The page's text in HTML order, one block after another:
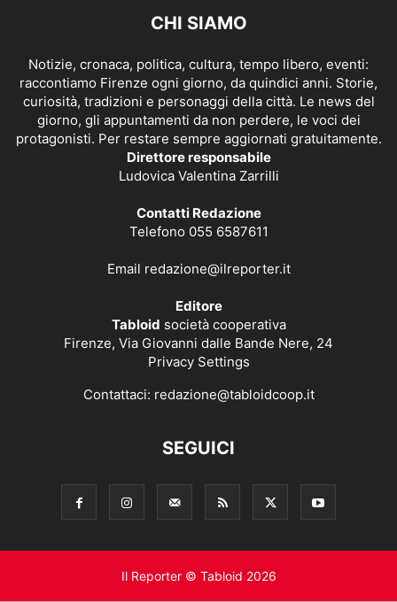
CHI SIAMO
Notizie, cronaca, politica, cultura, tempo libero, eventi:
raccontiamo Firenze ogni giorno, da quindici anni. Storie,
curiosità, tradizioni e personaggi della città. Le news del
giorno, gli appuntamenti da non perdere, le voci dei
protagonisti. Per restare sempre aggiornati gratuitamente.
Direttore responsabile
Ludovica Valentina Zarrilli
Contatti Redazione
Telefono 055 6587611
Email redazione@ilreporter.it
Editore
Tabloid società cooperativa
Firenze, Via Giovanni dalle Bande Nere, 24
Privacy Settings
Contattaci: redazione@tabloidcoop.it
SEGUICI
Il Reporter © Tabloid 2026